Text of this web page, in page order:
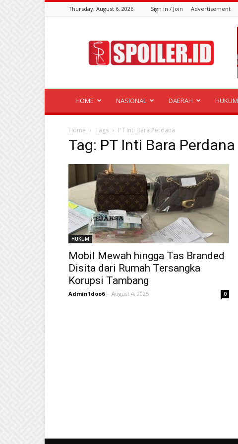
Thursday, August 6, 2026 Sign in / Join Advertisement
HOME NASIONAL DAERAH HUKUM
Home Tags PT Inti Bara Perdana
Tag: PT Inti Bara Perdana
HUKUM
Mobil Mewah hingga Tas Branded
Disita dari Rumah Tersangka
Korupsi Tambang
Admin1doo6 - August 4, 2025 0